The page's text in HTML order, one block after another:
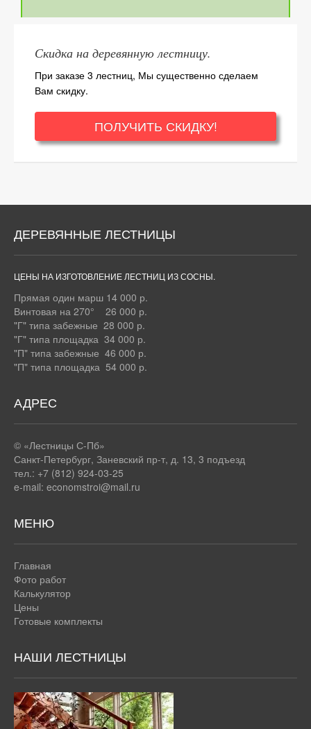
Скидка на деревянную лестницу.
При заказе 3 лестниц, Мы существенно сделаем
Вам скидку.
ПОЛУЧИТЬ СКИДКУ!
ДЕРЕВЯННЫЕ ЛЕСТНИЦЫ
ЦЕНЫ НА ИЗГОТОВЛЕНИЕ ЛЕСТНИЦ ИЗ СОСНЫ.
Прямая один марш 14 000 р.
Винтовая на 270° 26 000 р.
"Г" типа забежные 28 000 р.
"Г" типа площадка 34 000 р.
"П" типа забежные 46 000 р.
"П" типа площадка 54 000 р.
АДРЕС
© «Лестницы С-Пб»
Санкт-Петербург, Заневский пр-т, д. 13, 3 подъезд
тел.: +7 (812) 924-03-25
e-mail: economstroi@mail.ru
МЕНЮ
Главная
Фото работ
Калькулятор
Цены
Готовые комплекты
НАШИ ЛЕСТНИЦЫ